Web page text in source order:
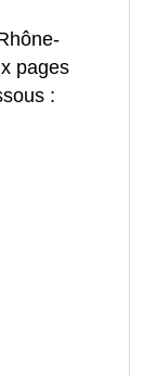
pages
: